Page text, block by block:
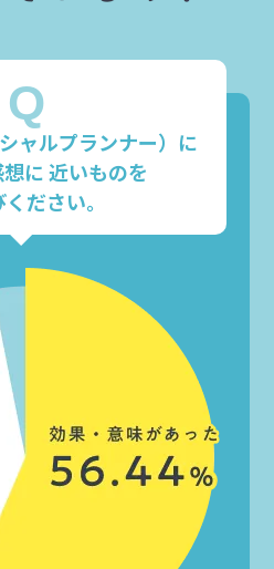
Q
ャルプランナー）に
に近いものを
ださい。